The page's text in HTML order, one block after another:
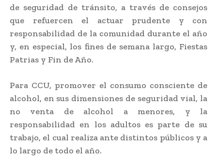
de seguridad de tránsito, a través de consejos
que refuercen el actuar prudente y con
responsabilidad de la comunidad durante el año
y, en especial, los fines de semana largo, Fiestas
Patrias y Fin de Año.
Para CCU, promover el consumo consciente de
alcohol, en sus dimensiones de seguridad vial, la
no venta de alcohol a menores, y la
responsabilidad en los adultos es parte de su
trabajo, el cual realiza ante distintos públicos y a
lo largo de todo el año.